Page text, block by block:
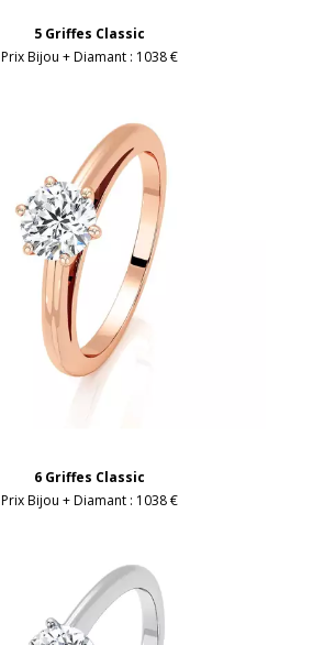
5 Griffes Classic
Prix Bijou + Diamant : 1038 €
6 Griffes Classic
Prix Bijou + Diamant : 1038 €